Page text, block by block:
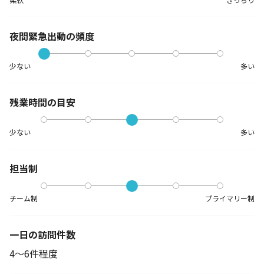
夜間緊急出動の頻度
少ない 多い
残業時間の目安
少ない 多い
担当制
チーム制 プライマリー制
一日の訪問件数
4～6件程度